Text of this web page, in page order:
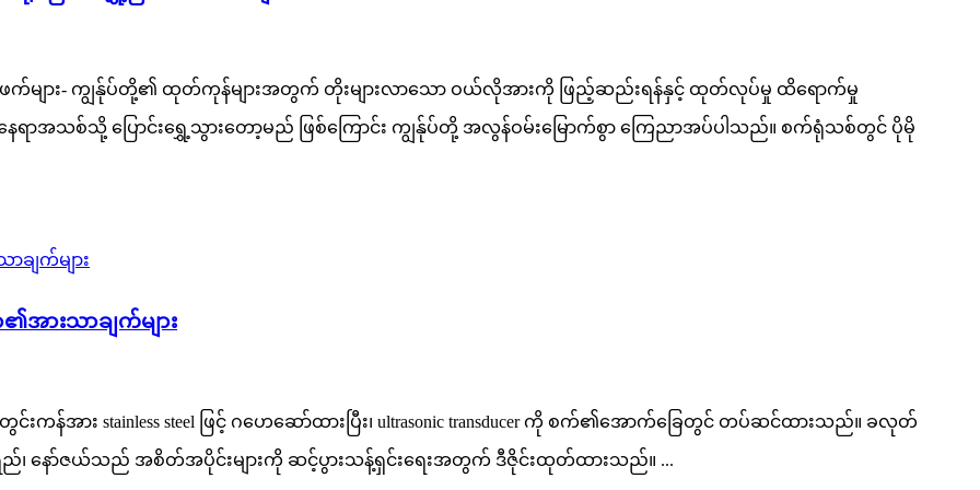
ဖက်များ- ကျွန်ုပ်တို့၏ ထုတ်ကုန်များအတွက် တိုးများလာသော ဝယ်လိုအားကို ဖြည့်ဆည်းရန်နှင့် ထုတ်လုပ်မှု ထိရောက်မှု
စ်သို့ ပြောင်းရွှေ့သွားတော့မည် ဖြစ်ကြောင်း ကျွန်ုပ်တို့ အလွန်ဝမ်းမြောက်စွာ ကြေညာအပ်ပါသည်။ စက်ရုံသစ်တွင် ပိုမို
၏အားသာချက်များ
းကန်အား stainless steel ဖြင့် ဂဟေဆော်ထားပြီး၊ ultrasonic transducer ကို စက်၏အောက်ခြေတွင် တပ်ဆင်ထားသည်။ ခလုတ်
နော်ဇယ်သည် အစိတ်အပိုင်းများကို ဆင့်ပွားသန့်ရှင်းရေးအတွက် ဒီဇိုင်းထုတ်ထားသည်။ ...